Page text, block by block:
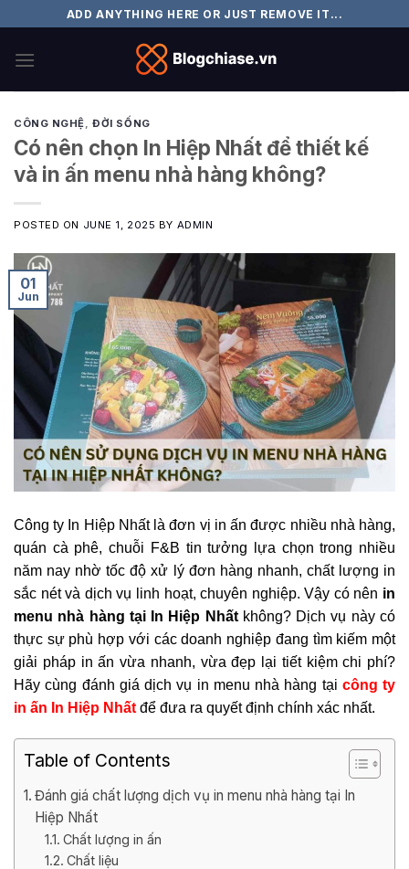
content
ADD ANYTHING HERE OR JUST REMOVE IT...
CÔNG NGHỆ,ĐỜI SỐNG
Có nên chọn In Hiệp Nhất để thiết kế
và in ấn menu nhà hàng không?
POSTED ON JUNE 1, 2025 BY ADMIN
01
Jun
Công ty In Hiệp Nhất là đơn vị in ấn được nhiều nhà hàng,
quán cà phê, chuỗi F&B tin tưởng lựa chọn trong nhiều
năm nay nhờ tốc độ xử lý đơn hàng nhanh, chất lượng in
sắc nét và dịch vụ linh hoạt, chuyên nghiệp. Vậy có nên in
menu nhà hàng tại In Hiệp Nhấtkhông? Dịch vụ này có
thực sự phù hợp với các doanh nghiệp đang tìm kiếm một
giải pháp in ấn vừa nhanh, vừa đẹp lại tiết kiệm chi phí?
Hãy cùng đánh giá dịch vụ in menu nhà hàng tại công ty
in ấn In Hiệp Nhất để đưa ra quyết định chính xác nhất.
Table of Contents
Đánh giá chất lượng dịch vụ in menu nhà hàng tại In
Hiệp Nhất
Chất lượng in ấn
Chất liệu